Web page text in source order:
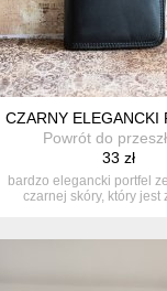
CZARNY ELEGANCKI
Powrót do
33 zł
bardzo elegancki portfel
czarnej skóry, który jest